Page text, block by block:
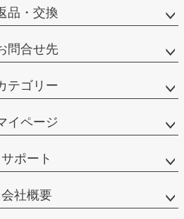
品・交換
問合せ先
テゴリー
イページ
サポート
会社概要